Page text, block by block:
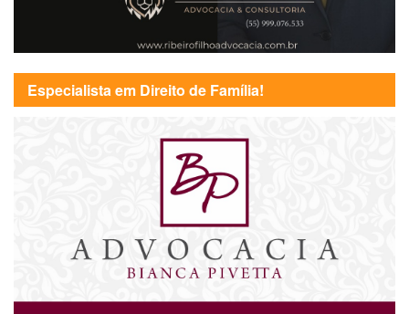
Especialista em Direito de Família!